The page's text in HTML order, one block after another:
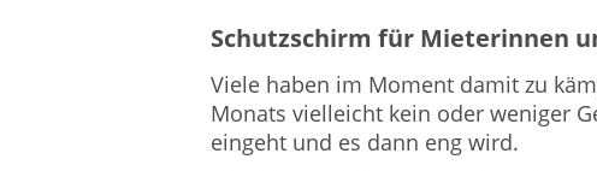
Schutzschirm für Mieterinnen
Viele haben im Moment damit zu
Monats vielleicht kein oder weniger
eingeht und es dann eng wird.